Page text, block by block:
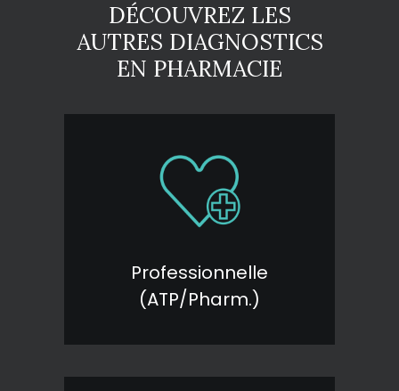
DÉCOUVREZ LES
AUTRES DIAGNOSTICS
EN PHARMACIE
Professionnelle
(ATP/Pharm.)